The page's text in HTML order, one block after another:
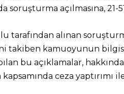
soruşturma açılmasına, 21-
tarafından alınan
takiben kamuoyunun
bu açıklamalar,
ceza yaptırımı